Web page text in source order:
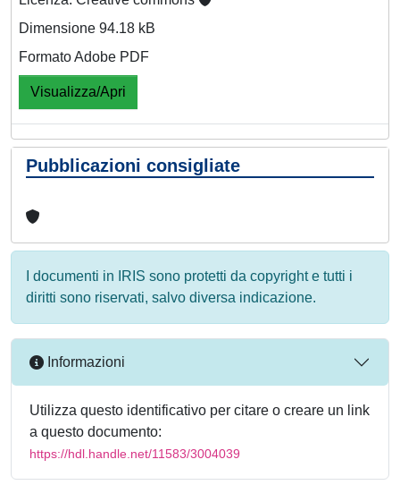
Dimensione 94.18 kB
Formato Adobe PDF
Visualizza/Apri
Pubblicazioni consigliate
I documenti in IRIS sono protetti da copyright e tutti i
diritti sono riservati, salvo diversa indicazione.
Informazioni
Utilizza questo identificativo per citare o creare un link
a questo documento:
https://hdl.handle.net/11583/3004039